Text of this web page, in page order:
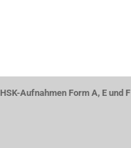
HSK-Aufnahmen Form A, E und F